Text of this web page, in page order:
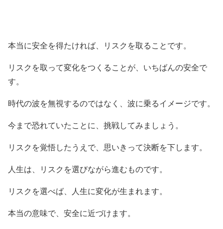
本当に安全を得たければ、リスクを取ることです。
リスクを取って変化をつくることが、いちばんの安全で
す。
時代の波を無視するのではなく、波に乗るイメージです。
今まで恐れていたことに、挑戦してみましょう。
リスクを覚悟したうえで、思いきって決断を下します。
人生は、リスクを選びながら進むものです。
リスクを選べば、人生に変化が生まれます。
本当の意味で、安全に近づけます。